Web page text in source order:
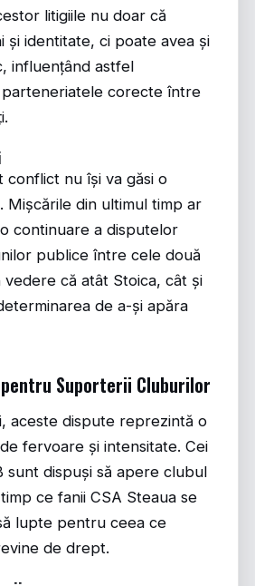
litigiile nu doar că
și identitate, ci poate avea și
influențând astfel
corecte între
conflict nu își va găsi o
Mișcările din ultimul timp ar
continuare a disputelor
publice între cele două
că atât Stoica, cât și
de a-și apăra
Suporterii Cluburilor
aceste dispute reprezintă o
fervoare și intensitate. Cei
sunt dispuși să apere clubul
ce fanii CSA Steaua se
lupte pentru ceea ce
de drept.